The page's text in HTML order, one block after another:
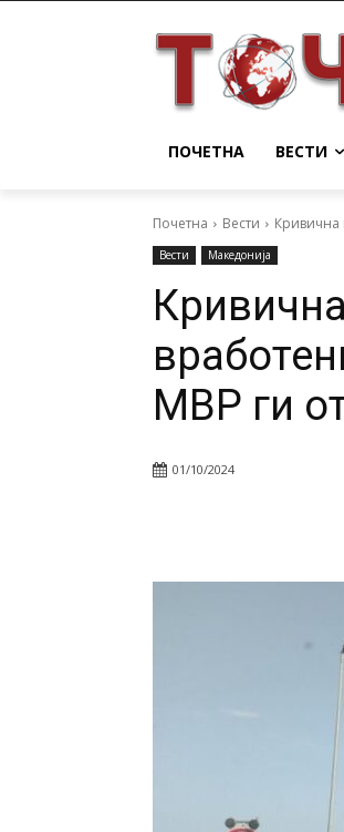
ПОЧЕТНА ВЕСТИ
Почетна Вести Кривична
Вести Македонија
МВР ги
01/10/2024